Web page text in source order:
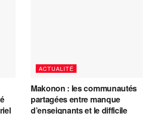
ACTUALITÉ
Makonon : les communautés
partagées entre manque
d’enseignants et le difficile